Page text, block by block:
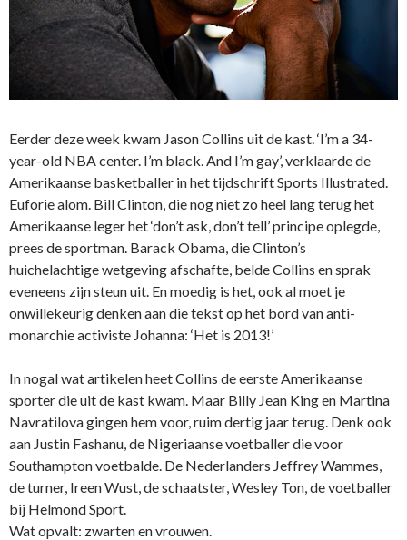
Eerder deze week kwam Jason Collins uit de kast. ‘I’m a 34-
year-old NBA center. I’m black. And I’m gay’, verklaarde de
Amerikaanse basketballer in het tijdschrift Sports Illustrated.
Euforie alom. Bill Clinton, die nog niet zo heel lang terug het
Amerikaanse leger het ‘don’t ask, don’t tell’ principe oplegde,
prees de sportman. Barack Obama, die Clinton’s
huichelachtige wetgeving afschafte, belde Collins en sprak
eveneens zijn steun uit. En moedig is het, ook al moet je
onwillekeurig denken aan die tekst op het bord van anti-
monarchie activiste Johanna: ‘Het is 2013!’
In nogal wat artikelen heet Collins de eerste Amerikaanse
sporter die uit de kast kwam. Maar Billy Jean King en Martina
Navratilova gingen hem voor, ruim dertig jaar terug. Denk ook
aan Justin Fashanu, de Nigeriaanse voetballer die voor
Southampton voetbalde. De Nederlanders Jeffrey Wammes,
de turner, Ireen Wust, de schaatster, Wesley Ton, de voetballer
bij Helmond Sport.
Wat opvalt: zwarten en vrouwen.